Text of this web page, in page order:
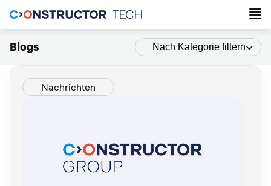
Blogs Nach Kategorie filtern
Nachrichten